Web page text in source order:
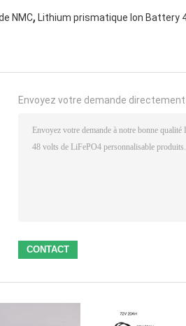
NMC, Lithium prismatique Ion Battery
Envoyez votre demande